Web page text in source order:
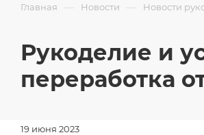
Главная — Новости — Новости
Рукоделие и
переработка
19 июня 2023